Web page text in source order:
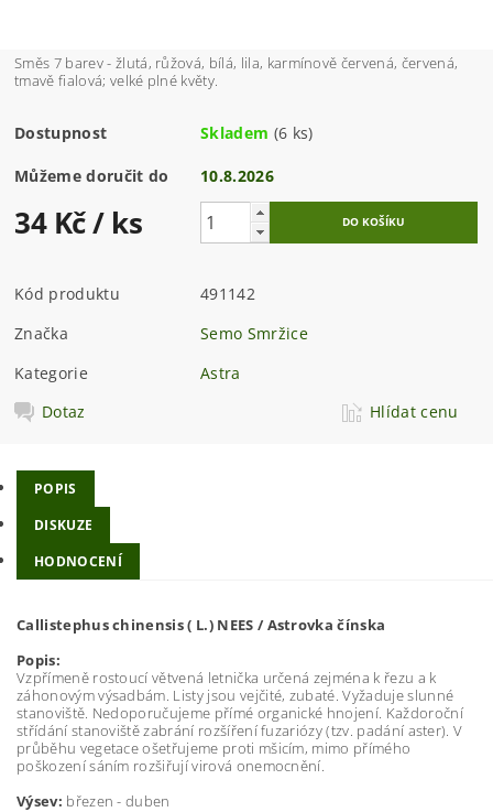
Směs 7 barev - žlutá, růžová, bílá, lila, karmínově červená, červená,
tmavě fialová; velké plné květy.
Dostupnost Skladem (6 ks)
Můžeme doručit do 10.8.2026
34 Kč/ ks
Kód produktu
491142
Značka
Semo Smržice
Kategorie
Astra
Dotaz
Hlídat cenu
POPIS
DISKUZE
HODNOCENÍ
Callistephus chinensis ( L.) NEES / Astrovka čínska
Popis:
Vzpřímeně rostoucí větvená letnička určená zejména k řezu a k
záhonovým výsadbám. Listy jsou vejčité, zubaté. Vyžaduje slunné
stanoviště. Nedoporučujeme přímé organické hnojení. Každoroční
střídání stanoviště zabrání rozšíření fuzariózy (tzv. padání aster). V
průběhu vegetace ošetřujeme proti mšicím, mimo přímého
poškození sáním rozšiřují virová onemocnění.
Výsev: březen - duben